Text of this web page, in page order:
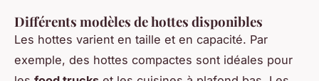
Différents modèles de hottes disponibles
Les hottes varient en taille et en capacité. Par
exemple, des hottes compactes sont idéales pour